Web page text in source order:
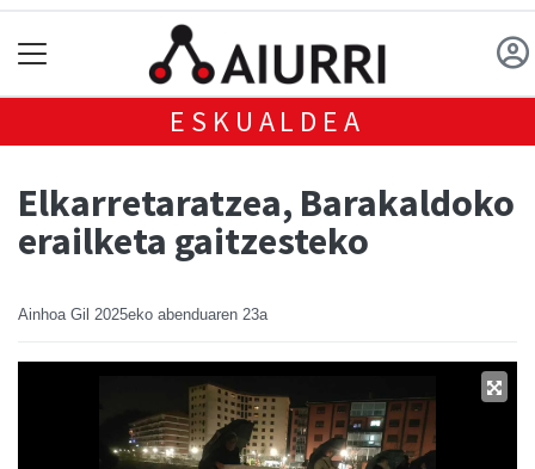
ESKUALDEA
Elkarretaratzea, Barakaldoko
erailketa gaitzesteko
Ainhoa Gil 2025eko abenduaren 23a